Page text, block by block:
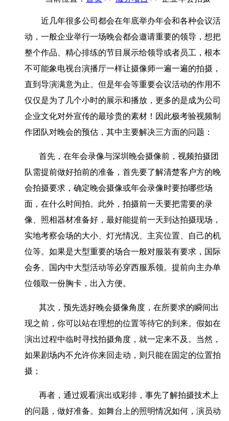
近几年很多公司都会在年底举办年会和各种会议活
动，一般企业举行一场晚会都会邀请重要的领导，想把
整个作品、精心排练的节目展示给领导或者员工，根本
不可能象电视台演播厅一样让摄像师一遍一遍的拍摄，
直到导演满意为止。但是年会等重要会议活动的作用不
仅仅是为了几个小时的展示和播放，更多的是成为公司
企业文化对外宣传的最珍贵的素材！因此极考验视频制
作团队对晚会的预估，其中主要解决三方面的问题：
首先，在年会录像与深圳晚会摄像前，视频拍摄团
队需提前做好拍前的准备，首先要了解清楚客户方的晚
会拍摄要求，确定晚会摄像或年会录像时要拍哪些场
面，在什么时间拍。此外，拍摄前一天要把需要的录
像、照相器材准备好，最好能提前一天到达拍摄现场，
实地考察会场的大小、灯光情况、主宾位置、自己的机
位等。如果是大型重要的场合一般对服装有要求，国际
会务、国内中大型活动等必穿西服系领。提前向主办单
位领取一份胸卡，出入方便。
其次，预先选好晚会摄像角度，在所要求的瞬间出
现之前，你可以站在理想的位置等待它的到来。假如在
演出过程中临时寻找拍摄角度，就一定来不及。当然，
如果剧场内不允许你来回走动，则只能在固定的位置拍
摄；
再者，通过观看演出或彩排，事先了解拍摄技术上
的问题，做好准备。如舞台上的照明情况如何，演员动